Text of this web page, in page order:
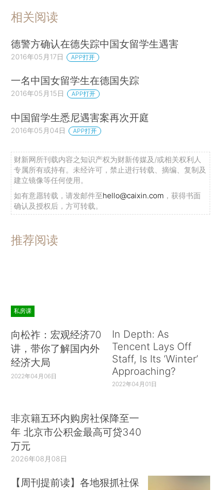
相关阅读
德警方确认在德失踪中国女留学生遇害
2016年05月17日 APP打开
一名中国女留学生在德国失踪
2016年05月15日 APP打开
中国留学生悉尼遇害案再次开庭
2016年05月04日 APP打开
财新网所刊载内容之知识产权为财新传媒及/或相关权利人
专属所有或持有。未经许可，禁止进行转载、摘编、复制及
建立镜像等任何使用。
如有意愿转载，请发邮件至hello@caixin.com ，获得书面
确认及授权后，方可转载。
推荐阅读
私房课
向松祚：宏观经济70
讲，带你了解国内外
经济大局
2022年04月06日
In Depth: As
Tencent Lays Off
Staff, Is Its ‘Winter’
Approaching?
2022年04月01日
非京籍五环内购房社保降至一
年 北京市公积金最高可贷340
万元
2026年08月08日
【周刊提前读】各地狠抓社保